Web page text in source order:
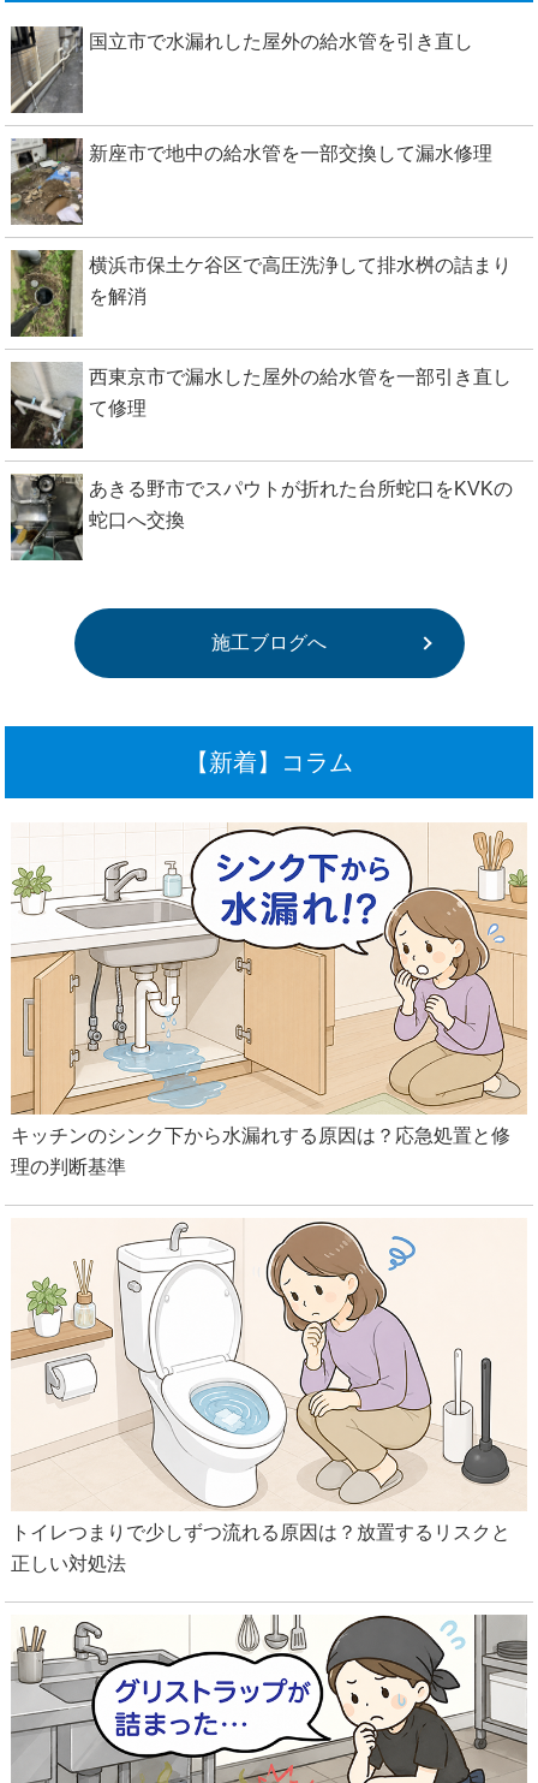
国立市で水漏れした屋外の給水管を引き直し
新座市で地中の給水管を一部交換して漏水修理
横浜市保土ケ谷区で高圧洗浄して排水桝の詰まり
を解消
西東京市で漏水した屋外の給水管を一部引き直し
て修理
あきる野市でスパウトが折れた台所蛇口をKVKの
蛇口へ交換
施工ブログへ
【新着】コラム
キッチンのシンク下から水漏れする原因は？応急処置と修
理の判断基準
トイレつまりで少しずつ流れる原因は？放置するリスクと
正しい対処法